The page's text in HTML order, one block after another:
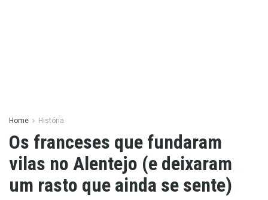
Home História
Os franceses que fundaram
vilas no Alentejo (e deixaram
um rasto que ainda se sente)